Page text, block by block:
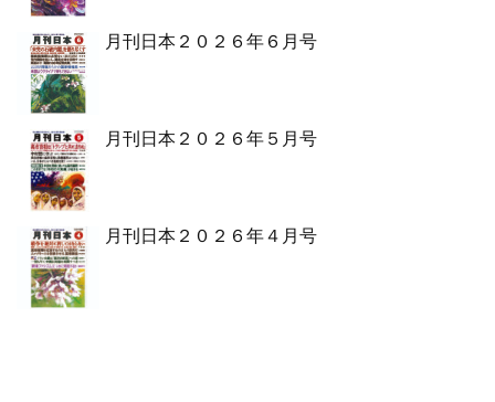
月刊日本２０２６年６月号
月刊日本２０２６年５月号
月刊日本２０２６年４月号